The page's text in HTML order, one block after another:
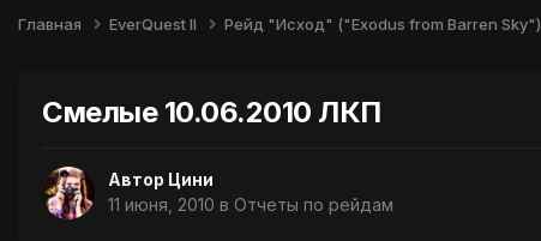
Главная EverQuest II Рейд "Исход" ("Exodus from Barren Sky")
Смелые 10.06.2010 ЛКП
Автор Цини
11 июня, 2010 в Отчеты по рейдам